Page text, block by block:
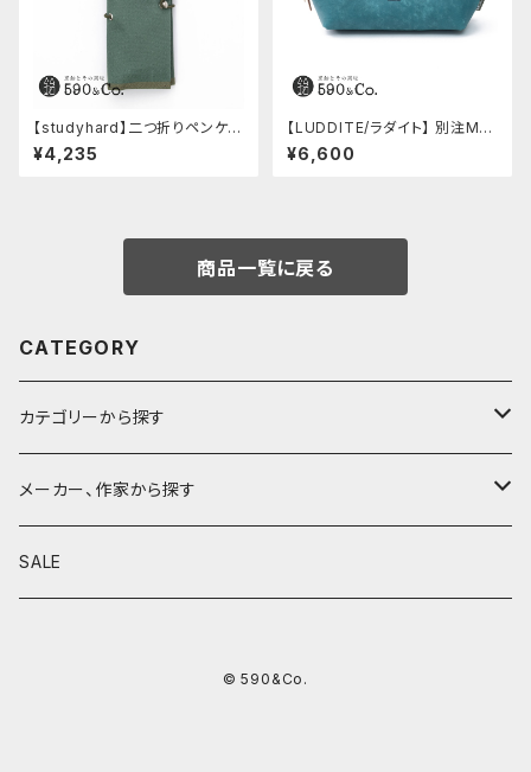
【studyhard】二つ折りペンケー
ス ミニマムコンパクトサイズ
(アクアブルー)
¥4,235
【LUDDITE/ラダイト】 別注MAY
Aレザーボートペンケース (ター
キーブルー)
¥6,600
商品一覧に戻る
CATEGORY
カテゴリーから探す
鉛筆
鉛筆補助軸
メーカー、作家から探す
590&Co.
SALE
© 590&Co.